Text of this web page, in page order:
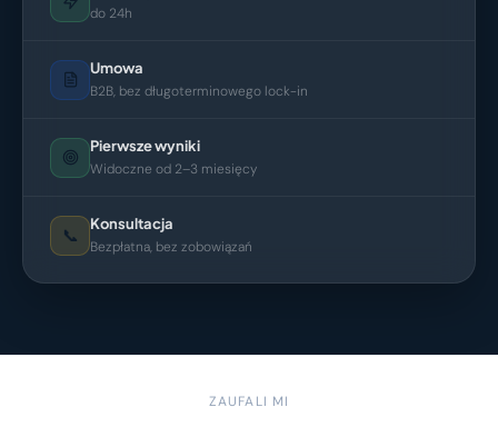
do 24h
Umowa
B2B, bez długoterminowego lock-in
Pierwsze wyniki
Widoczne od 2–3 miesięcy
📞
Konsultacja
Bezpłatna, bez zobowiązań
ZAUFALI MI